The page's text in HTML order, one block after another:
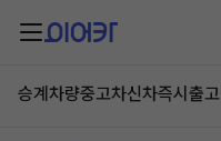
승계차량중고차신차즉시출고